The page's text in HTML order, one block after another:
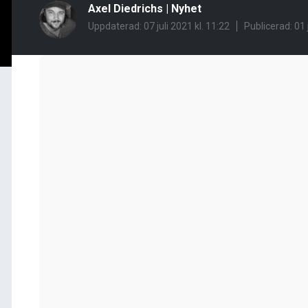
Axel Diedrichs | Nyhet
Uppdaterad: 07 juli 2021 kl. 11:22 Publicerad: 01